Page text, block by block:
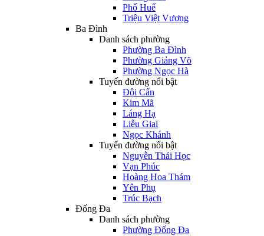
Phố Huế
Triệu Việt Vương
Ba Đình
Danh sách phường
Phường Ba Đình
Phường Giảng Võ
Phường Ngọc Hà
Tuyến đường nổi bật
Đội Cấn
Kim Mã
Láng Hạ
Liễu Giai
Ngọc Khánh
Tuyến đường nổi bật
Nguyễn Thái Học
Vạn Phúc
Hoàng Hoa Thám
Yên Phụ
Trúc Bạch
Đống Đa
Danh sách phường
Phường Đống Đa